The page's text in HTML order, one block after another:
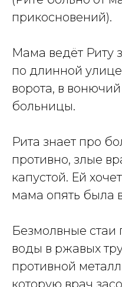
прикосновений).
Мама ведёт Риту
по длинной
ворота, в
больницы.
Рита знает про
противно, злые
капустой. Ей
мама опять была
Безмолвные стаи
воды в ржавых
противной
которую врач